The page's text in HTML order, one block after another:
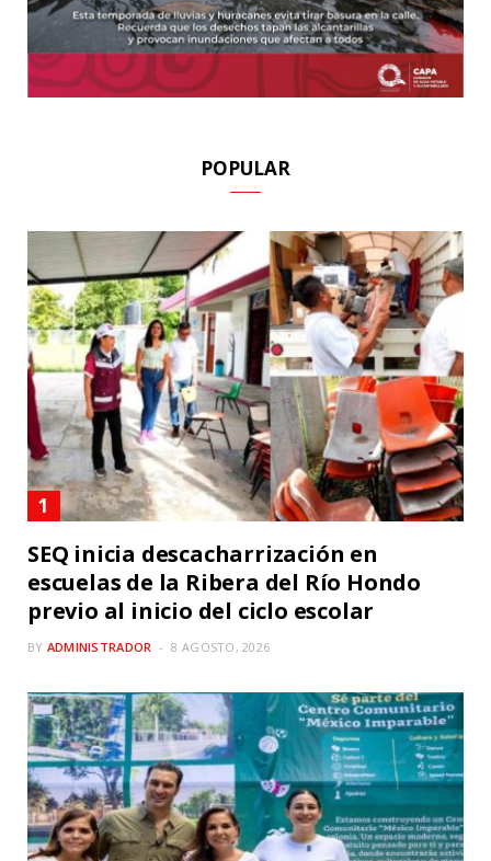
POPULAR
SEQ inicia descacharrización en
escuelas de la Ribera del Río Hondo
previo al inicio del ciclo escolar
BY ADMINISTRADOR 8 AGOSTO, 2026